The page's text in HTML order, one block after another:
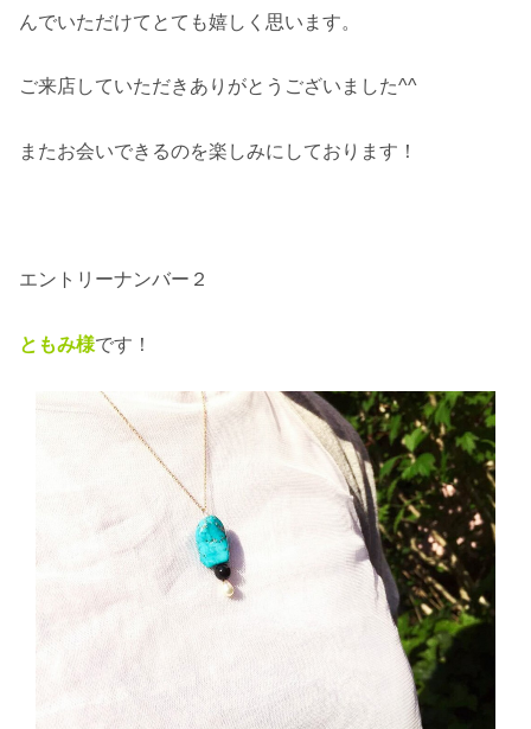
んでいただけてとても嬉しく思います。
ご来店していただきありがとうございました^^
またお会いできるのを楽しみにしております！
エントリーナンバー２
ともみ様です！